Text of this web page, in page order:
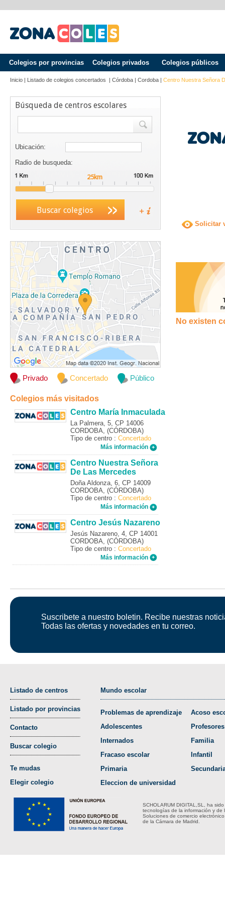
Colegios por provincias Colegios privados Colegios públicos
Inicio | Listado de colegios concertados | Córdoba | Cordoba | Centro Nuestra Señora
Búsqueda de centros escolares
Ubicación:
Radio de busqueda:
Buscar colegios
Privado Concertado Público
Colegios más visitados
Centro María Inmaculada
La Palmera, 5, CP 14006
CORDOBA, (CÓRDOBA)
Tipo de centro : Concertado
Más información
Centro Nuestra Señora
De Las Mercedes
Doña Aldonza, 6, CP 14009
CORDOBA, (CÓRDOBA)
Tipo de centro : Concertado
Más información
Centro Jesús Nazareno
Jesús Nazareno, 4, CP 14001
CORDOBA, (CÓRDOBA)
Tipo de centro : Concertado
Más información
Solicitar
No existen
Suscribete a nuestro boletin. Recibe nuestras
Todas las ofertas y novedades en tu correo.
Listado de centros
Listado por provincias
Contacto
Buscar colegio
Te mudas
Elegir colegio
Mundo escolar
Problemas de aprendizaje
Adolescentes
Internados
Fracaso escolar
Primaria
Eleccion de universidad
Acoso
Profesores
Familia
Infantil
SCHOLARUM DIGITAL,SL, ha
tecnologías de la información y de
Soluciones de comercio
de la Cámara de Madrid.